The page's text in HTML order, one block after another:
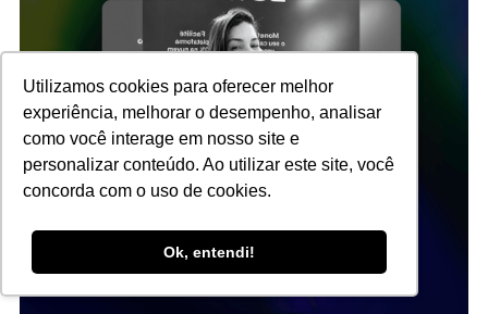
Utilizamos cookies para oferecer melhor
experiência, melhorar o desempenho, analisar
como você interage em nosso site e
personalizar conteúdo. Ao utilizar este site, você
concorda com o uso de cookies.
Ok, entendi!